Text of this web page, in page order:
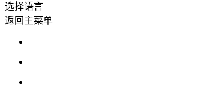
选择语言
返回主菜单